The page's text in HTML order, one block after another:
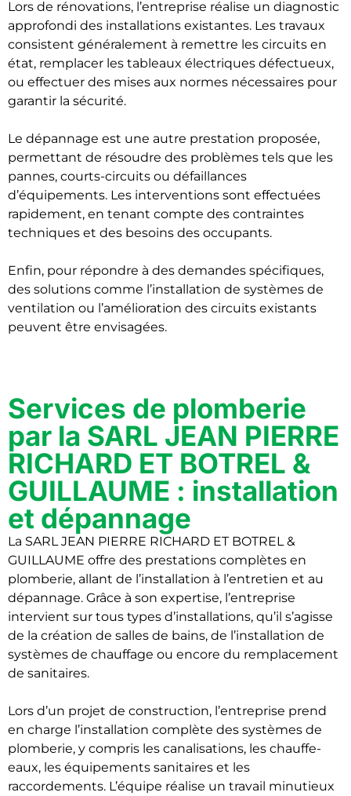
Lors de rénovations, l’entreprise réalise un diagnostic
approfondi des installations existantes. Les travaux
consistent généralement à remettre les circuits en
état, remplacer les tableaux électriques défectueux,
ou effectuer des mises aux normes nécessaires pour
garantir la sécurité.
Le dépannage est une autre prestation proposée,
permettant de résoudre des problèmes tels que les
pannes, courts-circuits ou défaillances
d’équipements. Les interventions sont effectuées
rapidement, en tenant compte des contraintes
techniques et des besoins des occupants.
Enfin, pour répondre à des demandes spécifiques,
des solutions comme l’installation de systèmes de
ventilation ou l’amélioration des circuits existants
peuvent être envisagées.
Services de plomberie
par la SARL JEAN PIERRE
RICHARD ET BOTREL &
GUILLAUME : installation
et dépannage
La SARL JEAN PIERRE RICHARD ET BOTREL &
GUILLAUME offre des prestations complètes en
plomberie, allant de l’installation à l’entretien et au
dépannage. Grâce à son expertise, l’entreprise
intervient sur tous types d’installations, qu’il s’agisse
de la création de salles de bains, de l’installation de
systèmes de chauffage ou encore du remplacement
de sanitaires.
Lors d’un projet de construction, l’entreprise prend
en charge l’installation complète des systèmes de
plomberie, y compris les canalisations, les chauffe-
eaux, les équipements sanitaires et les
raccordements. L’équipe réalise un travail minutieux